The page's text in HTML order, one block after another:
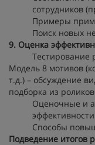
сотрудников
Примеры
Поиск новых
9. Оценка
Тестирование
Модель 8 мотивов
т.д.) – обсуждение
подборка из
Оценочные и
Способы
Подведение итогов